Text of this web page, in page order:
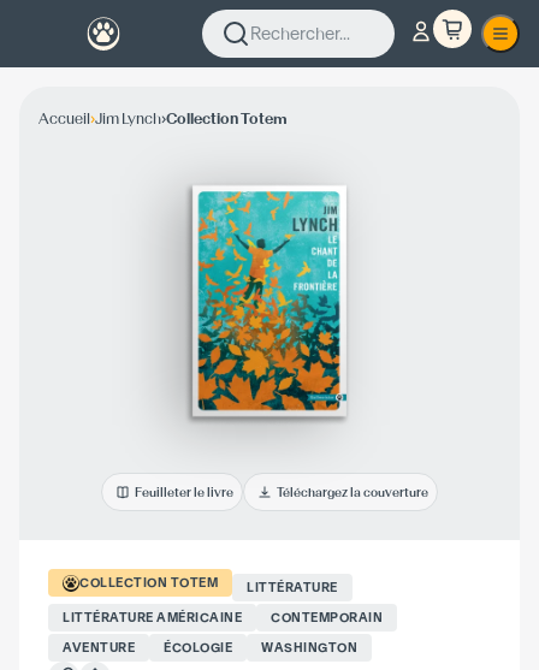
Rechercher...
Accueil›Jim Lynch›Collection Totem
Feuilleter le livre Téléchargez la couverture
COLLECTION TOTEM
LITTÉRATURE
LITTÉRATURE AMÉRICAINE
CONTEMPORAIN
AVENTURE
ÉCOLOGIE WASHINGTON